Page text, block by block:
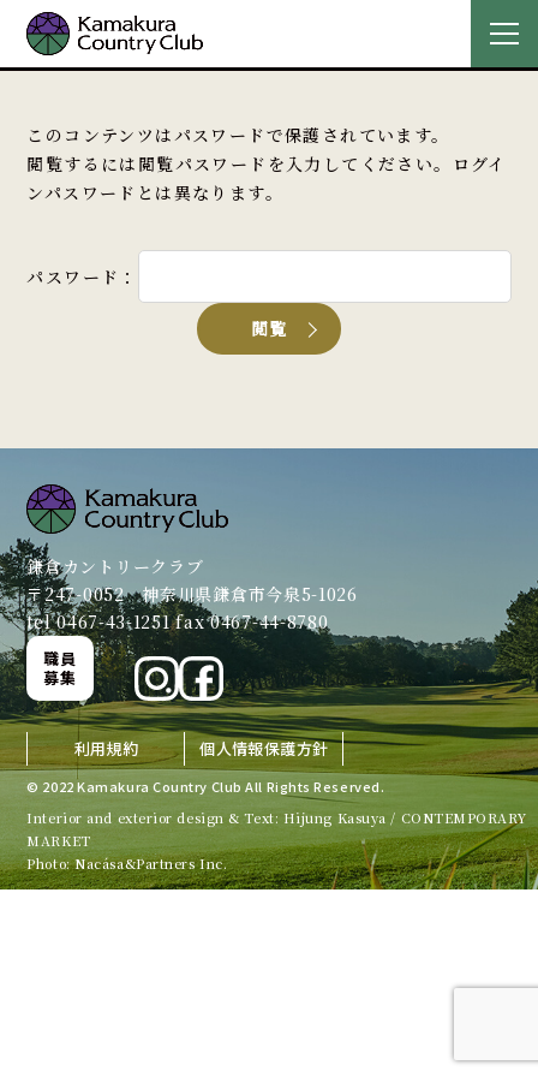
このコンテンツはパスワードで保護されています。
閲覧するには閲覧パスワードを入力してください。ログイ
ンパスワードとは異なります。
パスワード：
閲覧
鎌倉カントリークラブ
〒247-0052 神奈川県鎌倉市今泉5-1026
tel 0467-43-1251 fax 0467-44-8780
職員
募集
© 2022 Kamakura Country Club All Rights Reserved.
利用規約 個人情報保護方針
Interior and exterior design & Text: Hijung Kasuya / CONTEMPORARY
MARKET
Photo: Nacása&Partners Inc.